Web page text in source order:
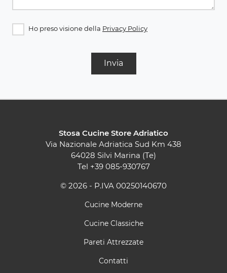
Ho preso visione della Privacy Policy
Invia
Stosa Cucine Store Adriatico
Via Nazionale Adriatica Sud Km 438
64028 Silvi Marina (Te)
Tel +39 085-930767
© 2026 - P.IVA 00250140670
Cucine Moderne
Cucine Classiche
Pareti Attrezzate
Contatti